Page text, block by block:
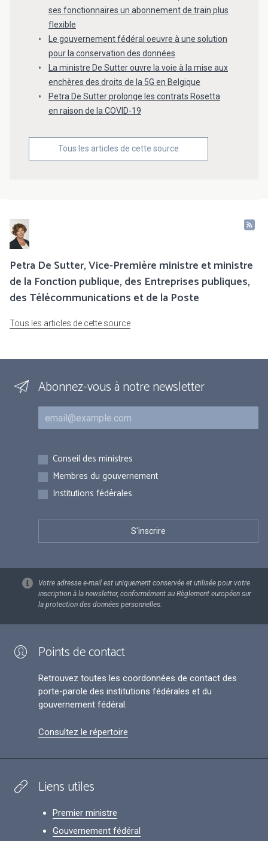
ses fonctionnaires un abonnement de train plus
flexible
Le gouvernement fédéral oeuvre à une solution
pour la conservation des données
La ministre De Sutter ouvre la voie à la mise aux
enchères des droits de la 5G en Belgique
Petra De Sutter prolonge les contrats Rosetta
en raison de la COVID-19
Tous les articles de cette source
Petra De Sutter, Vice-Première ministre et ministre
de la Fonction publique, des Entreprises publiques,
des Télécommunications et de la Poste
Tous les articles de cette source
Abonnez-vous à notre newsletter
Courriel
Inscriptions
Conseil des ministres
Membres du gouvernement
Institutions fédérales
Votre adresse e-mail est uniquement conservée et utilisée pour votre
inscription à la newsletter, conformément au Règlement européen sur
la protection des données personnelles.
Points de contact
Retrouvez toutes les coordonnées de contact des
porte-parole des institutions fédérales et du
gouvernement fédéral.
Consultez le répertoire
Liens utiles
Premier ministre
Gouvernement fédéral